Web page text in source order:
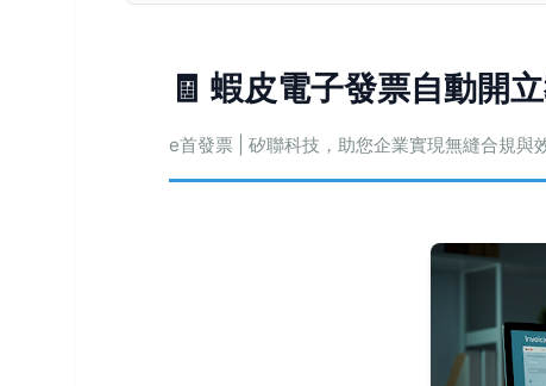
🧾 蝦皮電子發票自動開
e首發票 | 矽聯科技，助您企業實現無縫合規與